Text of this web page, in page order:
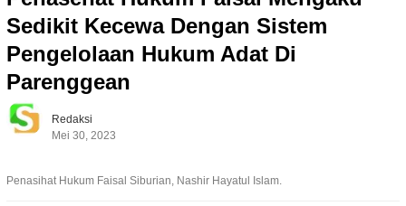
Sedikit Kecewa Dengan Sistem
Pengelolaan Hukum Adat Di
Parenggean
Redaksi
Mei 30, 2023
Penasihat Hukum Faisal Siburian, Nashir Hayatul Islam.